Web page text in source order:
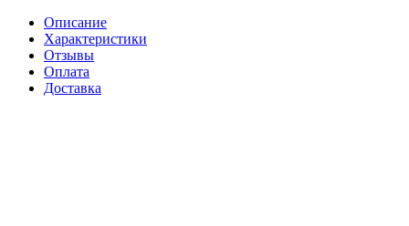
Описание
Характеристики
Отзывы
Оплата
Доставка